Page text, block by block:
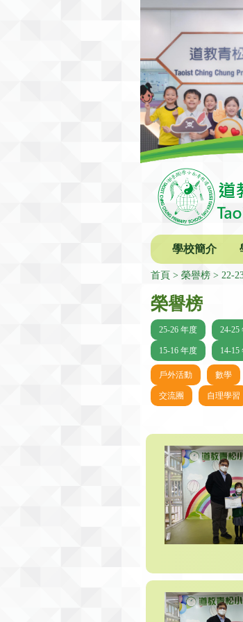
學校簡介
首頁 榮譽榜 22-
榮譽榜
25-26 年度 24-25
15-16 年度 14-15
戶外活動 數學
交流團 自理學習